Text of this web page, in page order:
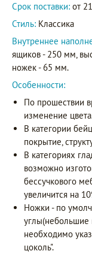
Срок поставки: от
Стиль: Классика
Внутреннее
ящиков - 250 мм,
ножек - 65 мм.
Особенности:
По прошествии
изменение
В категории
покрытие,
В категориях
возможно
бессучкового
увеличится на
Ножки - по
углы(небольшие
необходимо
цоколь".